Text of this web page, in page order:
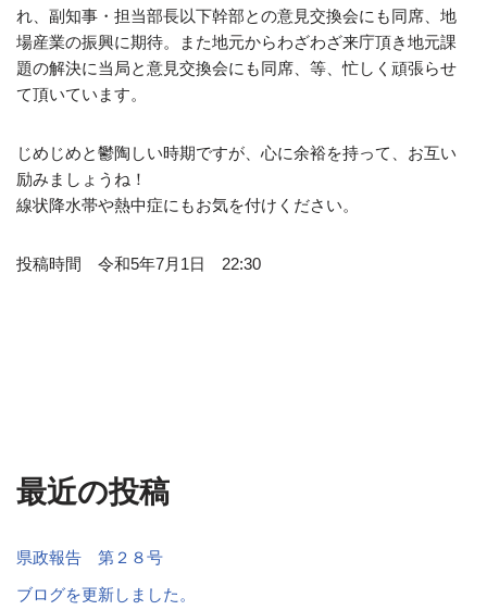
れ、副知事・担当部長以下幹部との意見交換会にも同席、地
場産業の振興に期待。また地元からわざわざ来庁頂き地元課
題の解決に当局と意見交換会にも同席、等、忙しく頑張らせ
て頂いています。
じめじめと鬱陶しい時期ですが、心に余裕を持って、お互い
励みましょうね！
線状降水帯や熱中症にもお気を付けください。
投稿時間 令和5年7月1日 22:30
最近の投稿
県政報告 第２８号
ブログを更新しました。